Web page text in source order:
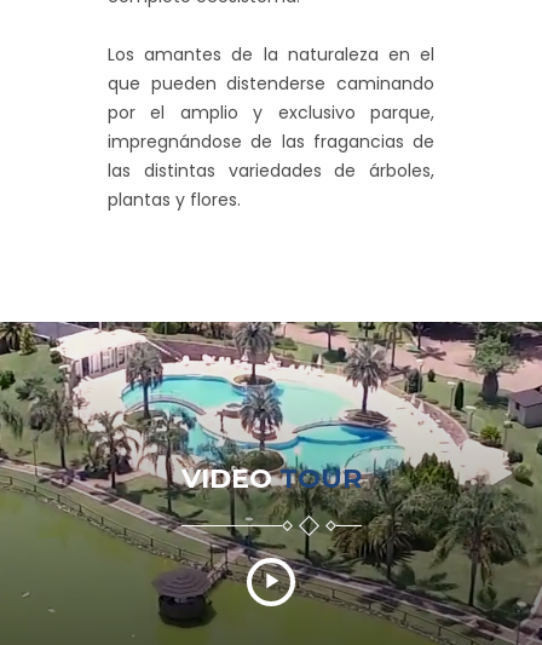
Los amantes de la naturaleza en el
que pueden distenderse caminando
por el amplio y exclusivo parque,
impregnándose de las fragancias de
las distintas variedades de árboles,
plantas y flores.
VIDEOTOUR